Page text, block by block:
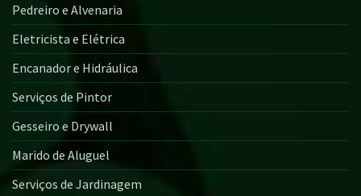
Pedreiro e Alvenaria
Eletricista e Elétrica
Encanador e Hidráulica
Serviços de Pintor
Gesseiro e Drywall
Marido de Aluguel
Serviços de Jardinagem